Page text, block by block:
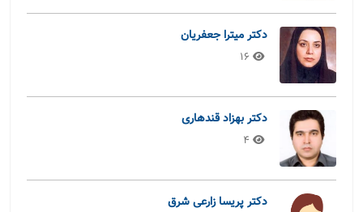
دکتر میترا جعفریان
16
دکتر بهزاد قندهاری
4
دکتر پریسا زارعی شرق